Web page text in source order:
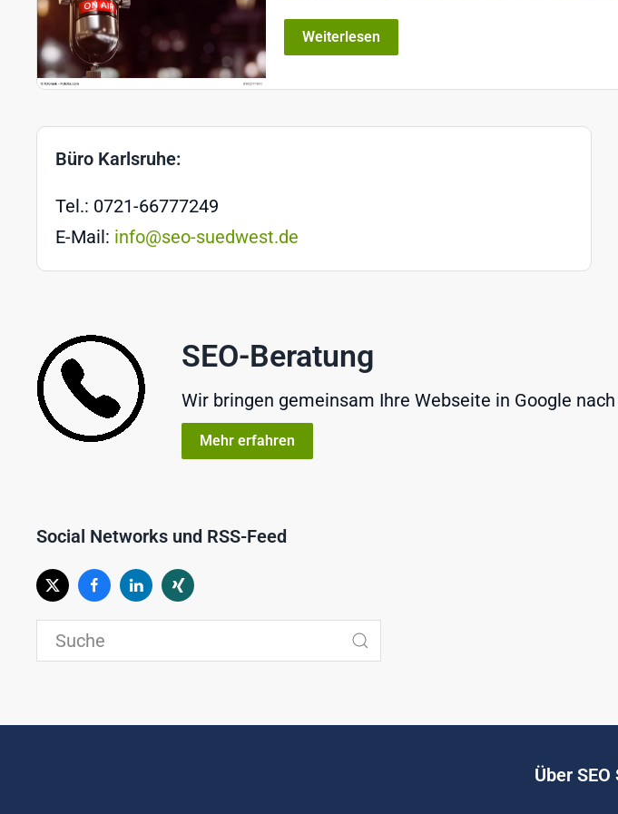
Weiterlesen
Büro Karlsruhe:
Tel.: 0721-66777249
E-Mail: info@seo-suedwest.de
SEO-Beratung
Wir bringen gemeinsam Ihre Webseite in Google
Mehr erfahren
Social Networks und RSS-Feed
Über